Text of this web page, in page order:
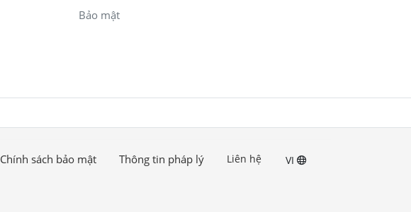
Bảo mật
Chính sách bảo mật Thông tin pháp lý Liên hệ VI